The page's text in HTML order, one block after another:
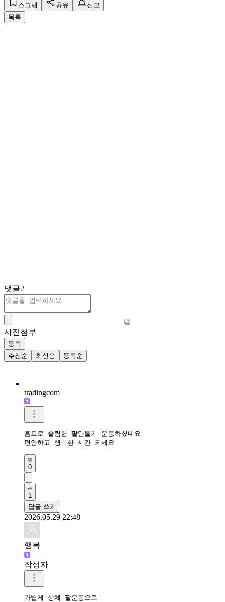
스크랩 공유
신고
목록
댓글2
사진첨부
등록
추천순
최신순 등록순
tradingcom
홈트로 슬림한 팔만들기 운동하셨네요
편안하고 행복한 시간 되세요
0
1
답글 쓰기
2026.05.29 22:48
행복
작성자
가볍게 상체 팔운동으로